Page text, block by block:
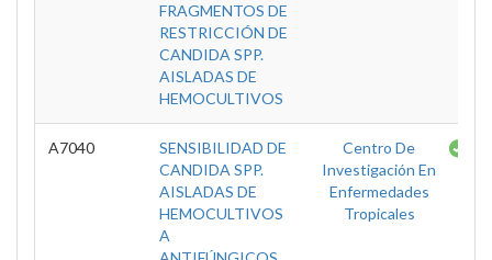
FRAGMENTOS DE
RESTRICCIÓN DE
CANDIDA SPP.
AISLADAS DE
HEMOCULTIVOS
A7040
SENSIBILIDAD DE
CANDIDA SPP.
AISLADAS DE
HEMOCULTIVOS
A
Centro De
Investigación En
Enfermedades
Tropicales